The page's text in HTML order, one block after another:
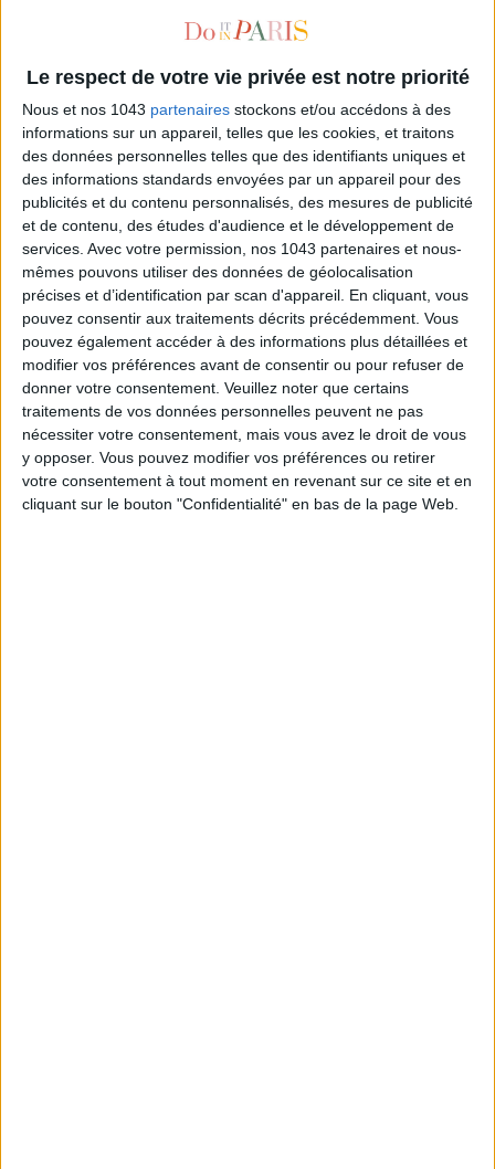
Le respect de votre vie privée est notre priorité
Nous et nos 1043 partenaires stockons et/ou accédons à des
informations sur un appareil, telles que les cookies, et traitons
des données personnelles telles que des identifiants uniques et
des informations standards envoyées par un appareil pour des
publicités et du contenu personnalisés, des mesures de publicité
et de contenu, des études d'audience et le développement de
services. Avec votre permission, nos 1043 partenaires et nous-
mêmes pouvons utiliser des données de géolocalisation
précises et d’identification par scan d'appareil. En cliquant, vous
pouvez consentir aux traitements décrits précédemment. Vous
pouvez également accéder à des informations plus détaillées et
modifier vos préférences avant de consentir ou pour refuser de
donner votre consentement. Veuillez noter que certains
traitements de vos données personnelles peuvent ne pas
nécessiter votre consentement, mais vous avez le droit de vous
y opposer. Vous pouvez modifier vos préférences ou retirer
votre consentement à tout moment en revenant sur ce site et en
cliquant sur le bouton "Confidentialité" en bas de la page Web.
ADOPT PARFUMS RÉVOLUTIONNE LA PARFUMERIE MADE IN FRANCE À PETIT PRIX
TOUT CE QUE VOUS DEVEZ FAIRE À PARIS EN AOÛT